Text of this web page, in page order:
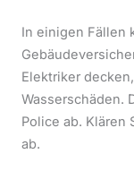
In einigen Fällen
Elektriker
Wasserschäden.
Police ab. Klären
ab.